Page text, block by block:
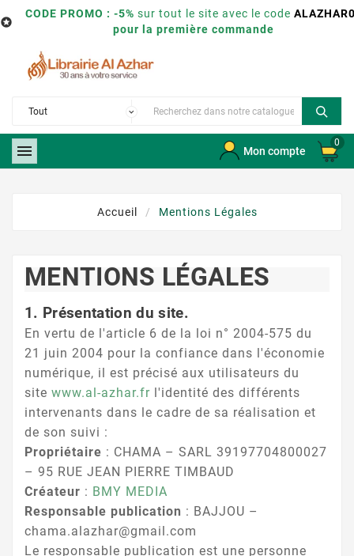

CODE PROMO : -5% sur tout le site avec le code
pour la première commande
 Mon compte
0
Accueil Mentions Légales
MENTIONS LÉGALES
1. Présentation du site.
En vertu de l'article 6 de la loi n° 2004-575 du
21 juin 2004 pour la confiance dans l'économie
numérique, il est précisé aux utilisateurs du
site www.al-azhar.fr l'identité des différents
intervenants dans le cadre de sa réalisation et
de son suivi :
Propriétaire : CHAMA – SARL 39197704800027
– 95 RUE JEAN PIERRE TIMBAUD
Créateur : BMY MEDIA
Responsable publication : BAJJOU –
chama.alazhar@gmail.com
Le responsable publication est une personne